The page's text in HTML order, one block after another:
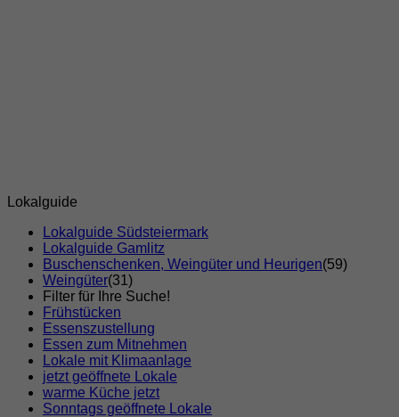
Lokalguide
Lokalguide Südsteiermark
Lokalguide Gamlitz
Buschenschenken, Weingüter und Heurigen(59)
Weingüter(31)
Filter für Ihre Suche!
Frühstücken
Essenszustellung
Essen zum Mitnehmen
Lokale mit Klimaanlage
jetzt geöffnete Lokale
warme Küche jetzt
Sonntags geöffnete Lokale